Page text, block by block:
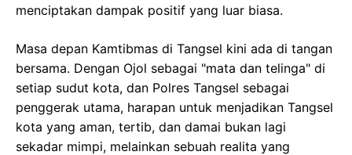
menciptakan dampak positif yang luar biasa.
Masa depan Kamtibmas di Tangsel kini ada di tangan
bersama. Dengan Ojol sebagai "mata dan telinga" di
setiap sudut kota, dan Polres Tangsel sebagai
penggerak utama, harapan untuk menjadikan Tangsel
kota yang aman, tertib, dan damai bukan lagi
sekadar mimpi, melainkan sebuah realita yang